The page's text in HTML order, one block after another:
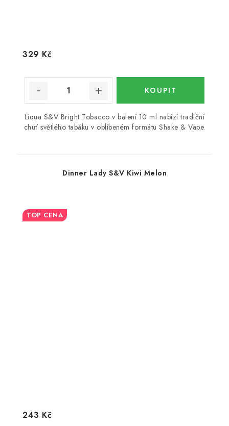
329 Kč
Liqua S&V Bright Tobacco v balení 10 ml nabízí tradiční
chuť světlého tabáku v oblíbeném formátu Shake & Vape.
Dinner Lady S&V Kiwi Melon
TOP CENA
243 Kč